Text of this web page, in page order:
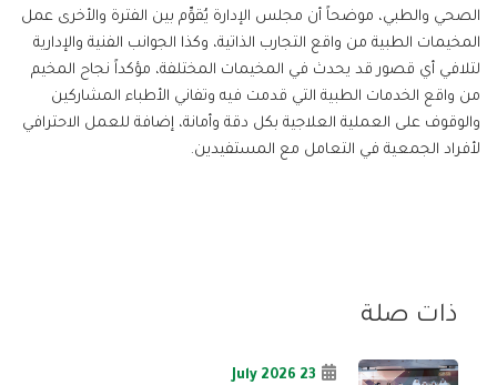
الصحي والطبي، موضحاً أن مجلس الإدارة يُقوِّم بين الفترة والأخرى عمل
المخيمات الطبية من واقع التجارب الذاتية، وكذا الجوانب الفنية والإدارية
لتلافي أي قصور قد يحدث في المخيمات المختلفة، مؤكداً نجاح المخيم
من واقع الخدمات الطبية التي قدمت فيه وتفاني الأطباء المشاركين
والوقوف على العملية العلاجية بكل دقة وأمانة، إضافة للعمل الاحترافي
لأفراد الجمعية في التعامل مع المستفيدين.
ذات صلة
23 July 2026